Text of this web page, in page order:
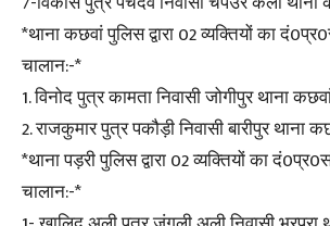
*थाना कछवां पुलिस द्वारा 02 व्यक्तियों का
चालान:-*
1. विनोद पुत्र कामता निवासी जोगीपुर थाना
2. राजकुमार पुत्र पकौड़ी निवासी बारीपुर थाना
*थाना पड़री पुलिस द्वारा 02 व्यक्तियों का
चालान:-*